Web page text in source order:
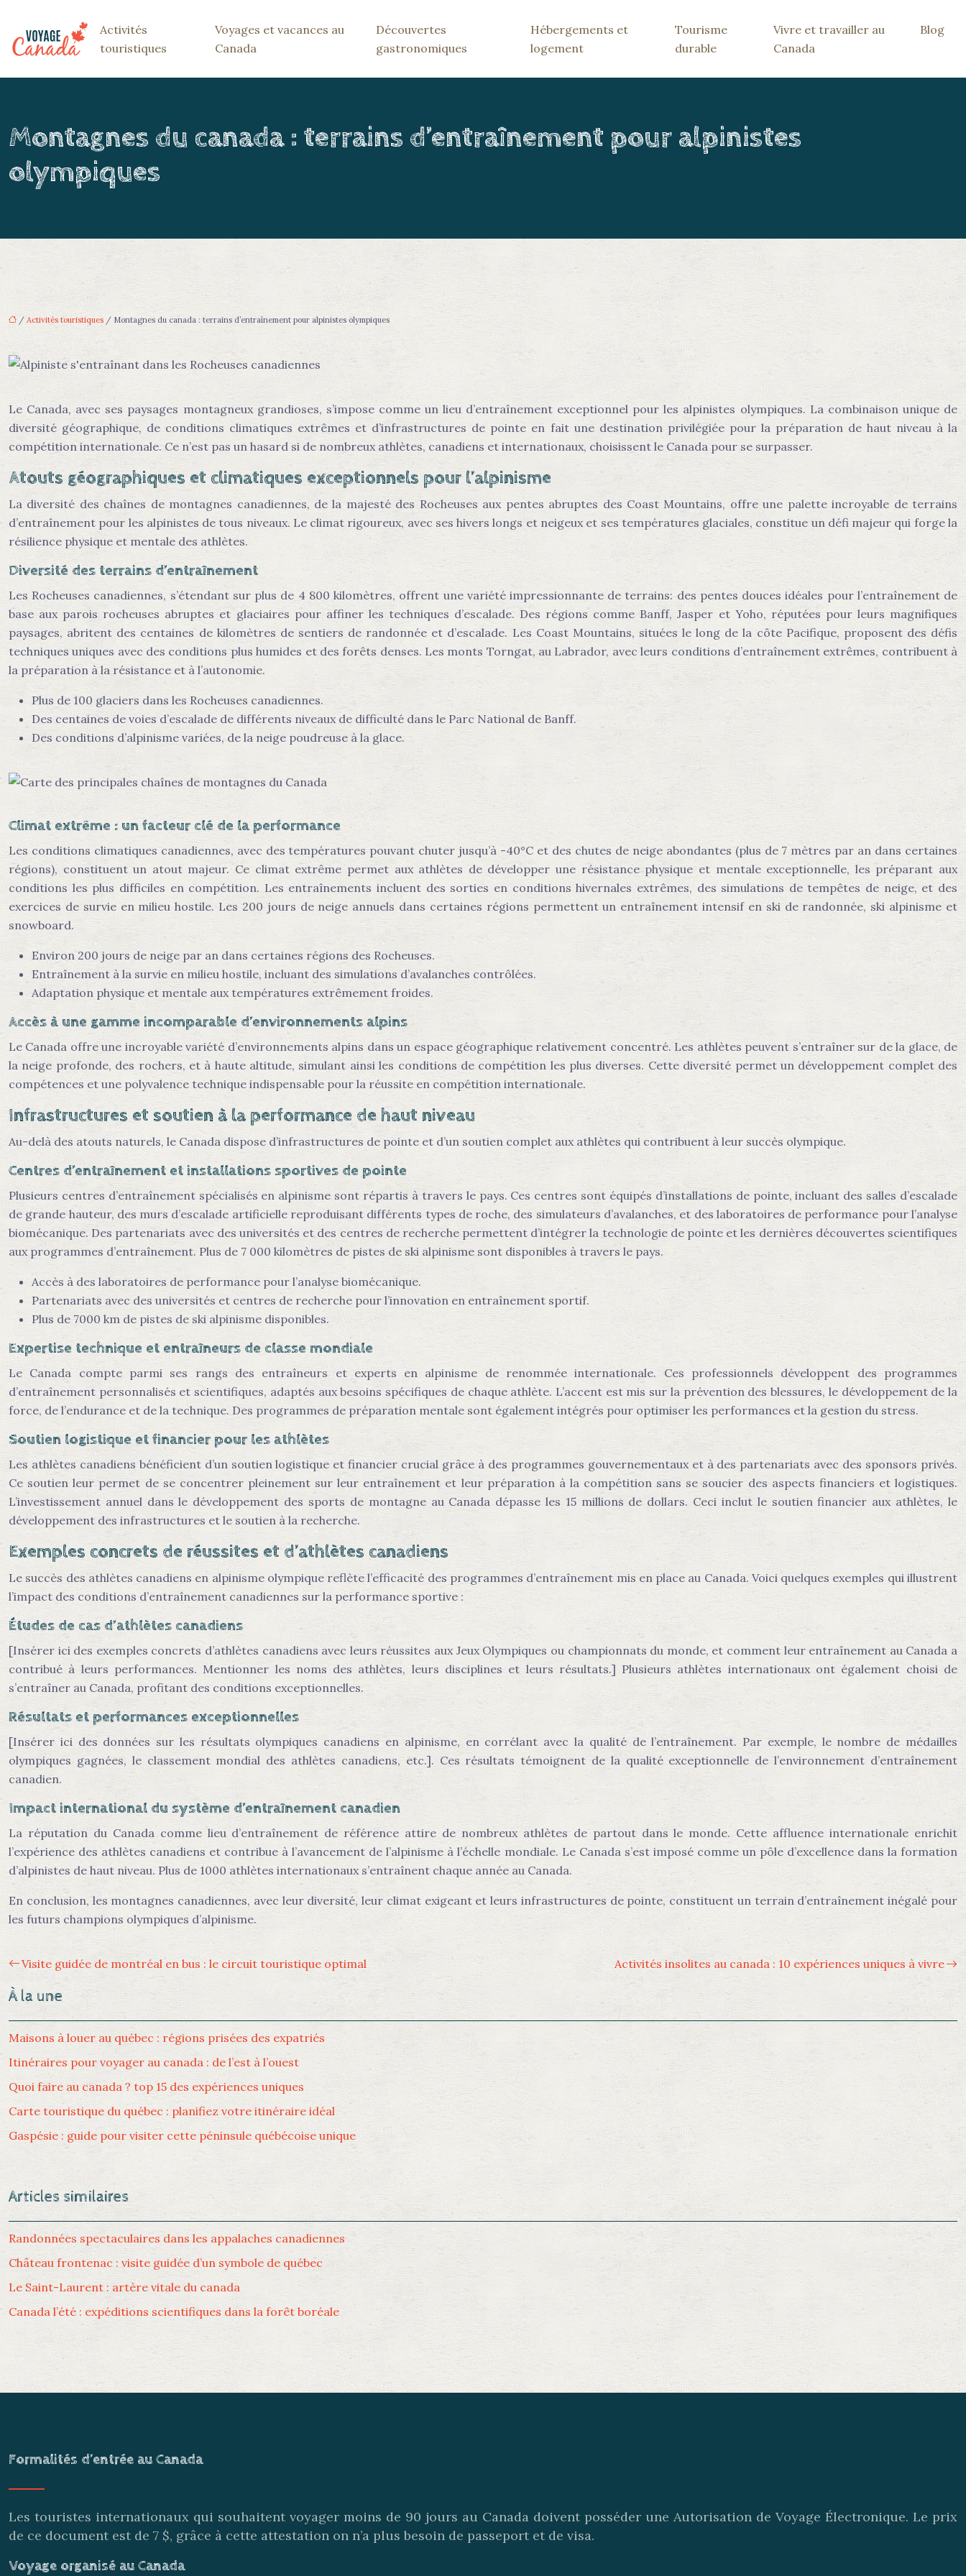
Activités
touristiques
Voyages et vacances au
Canada
Découvertes
gastronomiques
Hébergements et
logement
Tourisme
durable
Vivre et travailler au
Canada
Blog
Montagnes du canada : terrains d’entraînement pour alpinistes
olympiques
/ Activités touristiques / Montagnes du canada : terrains d’entraînement pour alpinistes olympiques
Le Canada, avec ses paysages montagneux grandioses, s’impose comme un lieu d’entraînement exceptionnel pour les alpinistes olympiques. La combinaison unique de
diversité géographique, de conditions climatiques extrêmes et d’infrastructures de pointe en fait une destination privilégiée pour la préparation de haut niveau à la
compétition internationale. Ce n’est pas un hasard si de nombreux athlètes, canadiens et internationaux, choisissent le Canada pour se surpasser.
Atouts géographiques et climatiques exceptionnels pour l’alpinisme
La diversité des chaînes de montagnes canadiennes, de la majesté des Rocheuses aux pentes abruptes des Coast Mountains, offre une palette incroyable de terrains
d’entraînement pour les alpinistes de tous niveaux. Le climat rigoureux, avec ses hivers longs et neigeux et ses températures glaciales, constitue un défi majeur qui forge la
résilience physique et mentale des athlètes.
Diversité des terrains d’entraînement
Les Rocheuses canadiennes, s’étendant sur plus de 4 800 kilomètres, offrent une variété impressionnante de terrains: des pentes douces idéales pour l’entraînement de
base aux parois rocheuses abruptes et glaciaires pour affiner les techniques d’escalade. Des régions comme Banff, Jasper et Yoho, réputées pour leurs magnifiques
paysages, abritent des centaines de kilomètres de sentiers de randonnée et d’escalade. Les Coast Mountains, situées le long de la côte Pacifique, proposent des défis
techniques uniques avec des conditions plus humides et des forêts denses. Les monts Torngat, au Labrador, avec leurs conditions d’entraînement extrêmes, contribuent à
la préparation à la résistance et à l’autonomie.
Plus de 100 glaciers dans les Rocheuses canadiennes.
Des centaines de voies d’escalade de différents niveaux de difficulté dans le Parc National de Banff.
Des conditions d’alpinisme variées, de la neige poudreuse à la glace.
Climat extrême : un facteur clé de la performance
Les conditions climatiques canadiennes, avec des températures pouvant chuter jusqu’à -40°C et des chutes de neige abondantes (plus de 7 mètres par an dans certaines
régions), constituent un atout majeur. Ce climat extrême permet aux athlètes de développer une résistance physique et mentale exceptionnelle, les préparant aux
conditions les plus difficiles en compétition. Les entraînements incluent des sorties en conditions hivernales extrêmes, des simulations de tempêtes de neige, et des
exercices de survie en milieu hostile. Les 200 jours de neige annuels dans certaines régions permettent un entraînement intensif en ski de randonnée, ski alpinisme et
snowboard.
Environ 200 jours de neige par an dans certaines régions des Rocheuses.
Entraînement à la survie en milieu hostile, incluant des simulations d’avalanches contrôlées.
Adaptation physique et mentale aux températures extrêmement froides.
Accès à une gamme incomparable d’environnements alpins
Le Canada offre une incroyable variété d’environnements alpins dans un espace géographique relativement concentré. Les athlètes peuvent s’entraîner sur de la glace, de
la neige profonde, des rochers, et à haute altitude, simulant ainsi les conditions de compétition les plus diverses. Cette diversité permet un développement complet des
compétences et une polyvalence technique indispensable pour la réussite en compétition internationale.
Infrastructures et soutien à la performance de haut niveau
Au-delà des atouts naturels, le Canada dispose d’infrastructures de pointe et d’un soutien complet aux athlètes qui contribuent à leur succès olympique.
Centres d’entraînement et installations sportives de pointe
Plusieurs centres d’entraînement spécialisés en alpinisme sont répartis à travers le pays. Ces centres sont équipés d’installations de pointe, incluant des salles d’escalade
de grande hauteur, des murs d’escalade artificielle reproduisant différents types de roche, des simulateurs d’avalanches, et des laboratoires de performance pour l’analyse
biomécanique. Des partenariats avec des universités et des centres de recherche permettent d’intégrer la technologie de pointe et les dernières découvertes scientifiques
aux programmes d’entraînement. Plus de 7 000 kilomètres de pistes de ski alpinisme sont disponibles à travers le pays.
Accès à des laboratoires de performance pour l’analyse biomécanique.
Partenariats avec des universités et centres de recherche pour l’innovation en entraînement sportif.
Plus de 7000 km de pistes de ski alpinisme disponibles.
Expertise technique et entraîneurs de classe mondiale
Le Canada compte parmi ses rangs des entraîneurs et experts en alpinisme de renommée internationale. Ces professionnels développent des programmes
d’entraînement personnalisés et scientifiques, adaptés aux besoins spécifiques de chaque athlète. L’accent est mis sur la prévention des blessures, le développement de la
force, de l’endurance et de la technique. Des programmes de préparation mentale sont également intégrés pour optimiser les performances et la gestion du stress.
Soutien logistique et financier pour les athlètes
Les athlètes canadiens bénéficient d’un soutien logistique et financier crucial grâce à des programmes gouvernementaux et à des partenariats avec des sponsors privés.
Ce soutien leur permet de se concentrer pleinement sur leur entraînement et leur préparation à la compétition sans se soucier des aspects financiers et logistiques.
L’investissement annuel dans le développement des sports de montagne au Canada dépasse les 15 millions de dollars. Ceci inclut le soutien financier aux athlètes, le
développement des infrastructures et le soutien à la recherche.
Exemples concrets de réussites et d’athlètes canadiens
Le succès des athlètes canadiens en alpinisme olympique reflète l’efficacité des programmes d’entraînement mis en place au Canada. Voici quelques exemples qui illustrent
l’impact des conditions d’entraînement canadiennes sur la performance sportive :
Études de cas d’athlètes canadiens
[Insérer ici des exemples concrets d’athlètes canadiens avec leurs réussites aux Jeux Olympiques ou championnats du monde, et comment leur entraînement au Canada a
contribué à leurs performances. Mentionner les noms des athlètes, leurs disciplines et leurs résultats.] Plusieurs athlètes internationaux ont également choisi de
s’entraîner au Canada, profitant des conditions exceptionnelles.
Résultats et performances exceptionnelles
[Insérer ici des données sur les résultats olympiques canadiens en alpinisme, en corrélant avec la qualité de l’entraînement. Par exemple, le nombre de médailles
olympiques gagnées, le classement mondial des athlètes canadiens, etc.]. Ces résultats témoignent de la qualité exceptionnelle de l’environnement d’entraînement
canadien.
Impact international du système d’entraînement canadien
La réputation du Canada comme lieu d’entraînement de référence attire de nombreux athlètes de partout dans le monde. Cette affluence internationale enrichit
l’expérience des athlètes canadiens et contribue à l’avancement de l’alpinisme à l’échelle mondiale. Le Canada s’est imposé comme un pôle d’excellence dans la formation
d’alpinistes de haut niveau. Plus de 1000 athlètes internationaux s’entraînent chaque année au Canada.
En conclusion, les montagnes canadiennes, avec leur diversité, leur climat exigeant et leurs infrastructures de pointe, constituent un terrain d’entraînement inégalé pour
les futurs champions olympiques d’alpinisme.
Visite guidée de montréal en bus : le circuit touristique optimal Activités insolites au canada : 10 expériences uniques à vivre
À la une
Maisons à louer au québec : régions prisées des expatriés
Itinéraires pour voyager au canada : de l’est à l’ouest
Quoi faire au canada ? top 15 des expériences uniques
Carte touristique du québec : planifiez votre itinéraire idéal
Gaspésie : guide pour visiter cette péninsule québécoise unique
Articles similaires
Randonnées spectaculaires dans les appalaches canadiennes
Château frontenac : visite guidée d’un symbole de québec
Le Saint-Laurent : artère vitale du canada
Canada l’été : expéditions scientifiques dans la forêt boréale
Formalités d’entrée au Canada
Les touristes internationaux qui souhaitent voyager moins de 90 jours au Canada doivent posséder une Autorisation de Voyage Électronique. Le prix
de ce document est de 7 $, grâce à cette attestation on n’a plus besoin de passeport et de visa.
Voyage organisé au Canada